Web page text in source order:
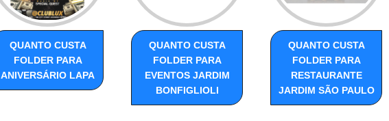
QUANTO CUSTA
FOLDER PARA
ANIVERSÁRIO LAPA
QUANTO CUSTA
FOLDER PARA
EVENTOS JARDIM
BONFIGLIOLI
QUANTO CUSTA
FOLDER PARA
RESTAURANTE
JARDIM SÃO PAULO